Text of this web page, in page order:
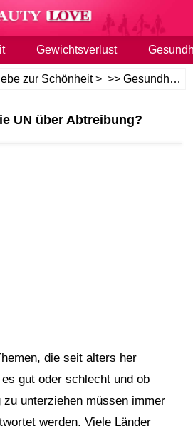
Gewichtsverlust
zur Schönheit> >>Gesundheit und Wellness
UN über Abtreibung?
die seit alters her
gut oder schlecht und ob
zu unterziehen müssen immer
werden. Viele Länder